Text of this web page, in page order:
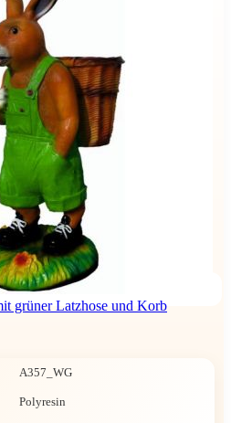
grüner Latzhose und Korb
A357_WG
Polyresin